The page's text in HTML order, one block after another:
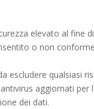
elevato al fine
o non
escludere qualsiasi
aggiornati per
dei dati.